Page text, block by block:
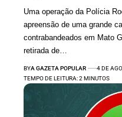
Uma operação da Polícia
apreensão de uma grande
contrabandeados em Mato
retirada de…
BYA GAZETA POPULAR
4 DE
TEMPO DE LEITURA: 2 MINUTOS